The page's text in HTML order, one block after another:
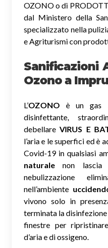
OZONO o di
dal Ministero della
specializzato nella
e Agriturismi con
Sanificazioni
Ozonoa
L’OZONO è un gas
disinfettante,
debellareVIRUS E
l’aria e le superfici ed è
Covid-19 in qualsiasi
naturale non lascia
nebulizzazione
nell’ambiente
vivono solo in
terminata la
finestre per
d’aria e di ossigeno.